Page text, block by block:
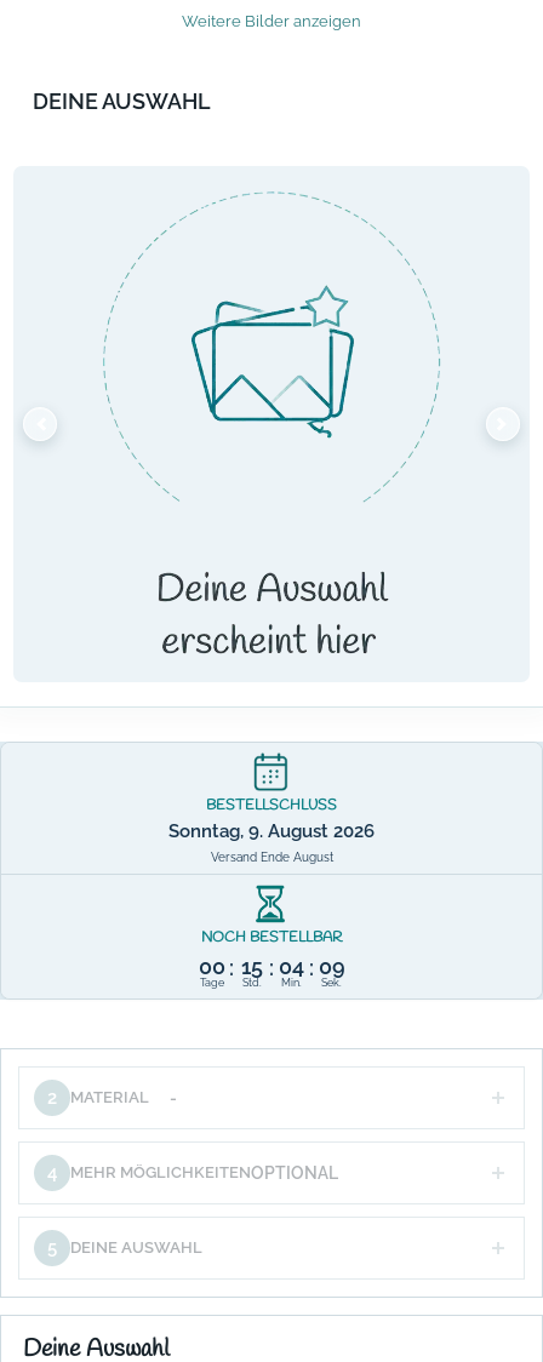
Weitere Bilder anzeigen
DEINE AUSWAHL
BESTELLSCHLUSS
Sonntag, 9. August 2026
Versand Ende August
NOCH BESTELLBAR
00
Tage
: 15
Std.
: 04
Min.
: 08
Sek.
2 MATERIAL -
4 MEHR MÖGLICHKEITENOPTIONAL
5 DEINE AUSWAHL
Deine Auswahl